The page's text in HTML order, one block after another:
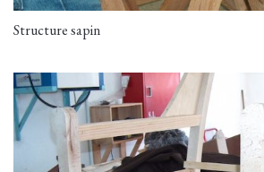
Structure sapin